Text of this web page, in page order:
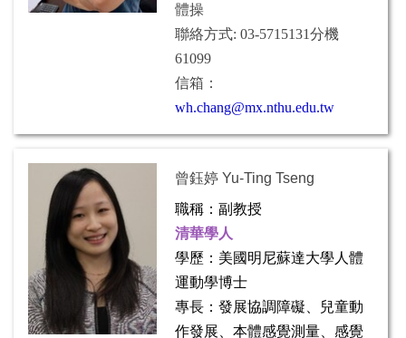
體操
聯絡方式: 03-5715131分機
61099
信箱：
wh.chang@mx.nthu.edu.tw
曾鈺婷 Yu-Ting Tseng
職稱：副教授
清華學人
學歷：美國明尼蘇達大學人體
運動學博士
專長：發展協調障礙、兒童動
作發展、本體感覺測量、感覺